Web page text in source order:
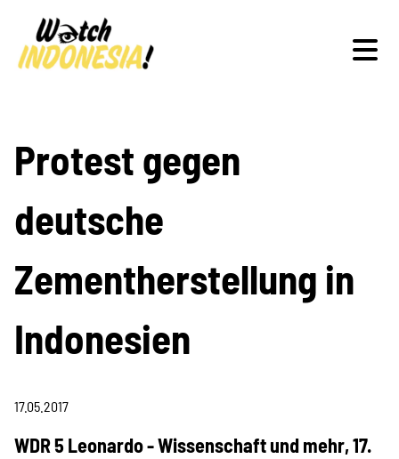
Schwerpunkte
Veranstaltungen
Publikationen
Protest gegen
deutsche
Zementherstellung in
Indonesien
17.05.2017
WDR 5 Leonardo - Wissenschaft und mehr, 17.